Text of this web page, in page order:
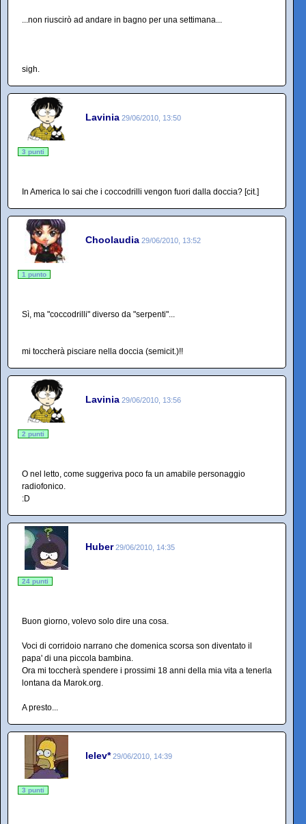
...non riuscirò ad andare in bagno per una settimana...
sigh.
Lavinia 29/06/2010, 13:50
3 punti
In America lo sai che i coccodrilli vengon fuori dalla doccia? [cit.]
Choolaudia 29/06/2010, 13:52
1 punto
Sì, ma "coccodrilli" diverso da "serpenti"...
mi toccherà pisciare nella doccia (semicit.)!!
Lavinia 29/06/2010, 13:56
2 punti
O nel letto, come suggeriva poco fa un amabile personaggio
radiofonico.
:D
Huber 29/06/2010, 14:35
24 punti
Buon giorno, volevo solo dire una cosa.
Voci di corridoio narrano che domenica scorsa son diventato il
papa' di una piccola bambina.
Ora mi toccherà spendere i prossimi 18 anni della mia vita a tenerla
lontana da Marok.org.
A presto...
lelev* 29/06/2010, 14:39
3 punti